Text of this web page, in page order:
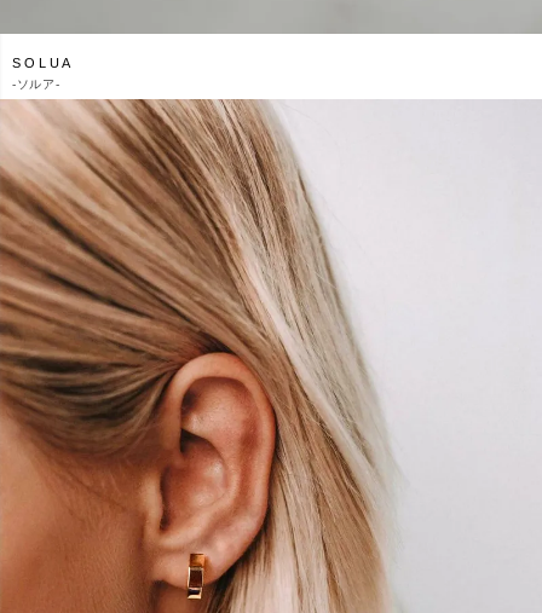
SOLUA
-ソルア-